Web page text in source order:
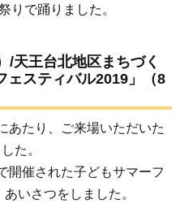
りで踊りました。
/天王台北地区まちづく
ェスティバル2019」（8
あたり、ご来場いただいた
た。
開催された子どもサマーフ
いさつをしました。